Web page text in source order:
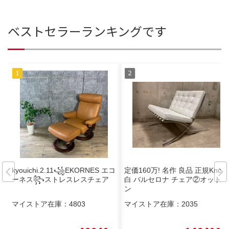
ベストセラーランキングです
kyouichi.2.11꧁EKORNES エコ
ーネス꧂ストレスレスチェア
マイストア在庫： 4803
定価160万! 名作 良品 正規Knoll
白 バルセロナ チェア②オットマ
ン
マイストア在庫： 2035